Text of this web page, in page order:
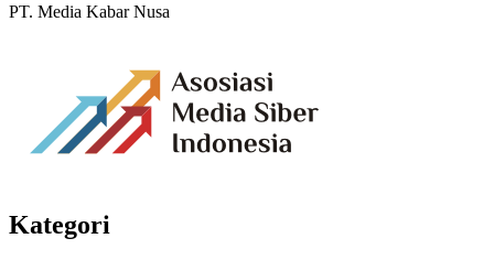
PT. Media Kabar Nusa
Kategori